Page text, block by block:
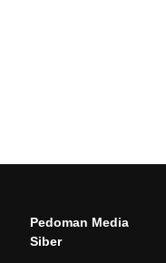
Pedoman Media
Siber